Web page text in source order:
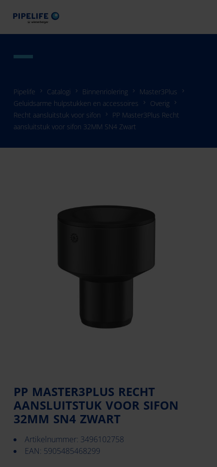
Pipelife Catalogi Binnenriolering
Master3Plus
Geluidsarme hulpstukken en accessoires
Overig
Recht aansluitstuk voor sifon
PP Master3Plus Recht
aansluitstuk voor sifon 32MM SN4 Zwart
PP MASTER3PLUS RECHT
AANSLUITSTUK VOOR SIFON
32MM SN4 ZWART
Artikelnummer: 3496102758
EAN: 5905485468299